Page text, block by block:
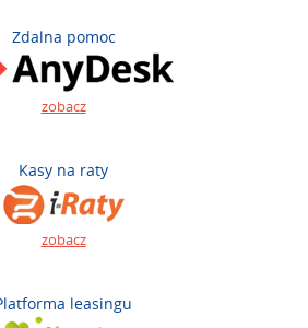
Zdalna pomoc
zobacz
Kasy na raty
zobacz
leasingu